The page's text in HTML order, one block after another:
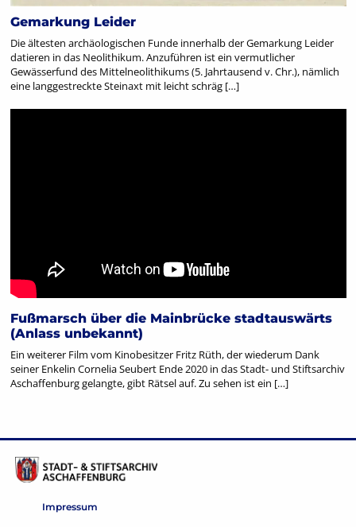
Gemarkung Leider
Die ältesten archäologischen Funde innerhalb der Gemarkung Leider
datieren in das Neolithikum. Anzuführen ist ein vermutlicher
Gewässerfund des Mittelneolithikums (5. Jahrtausend v. Chr.), nämlich
eine langgestreckte Steinaxt mit leicht schräg […]
Fußmarsch über die Mainbrücke stadtauswärts
(Anlass unbekannt)
Ein weiterer Film vom Kinobesitzer Fritz Rüth, der wiederum Dank
seiner Enkelin Cornelia Seubert Ende 2020 in das Stadt- und Stiftsarchiv
Aschaffenburg gelangte, gibt Rätsel auf. Zu sehen ist ein […]
Impressum